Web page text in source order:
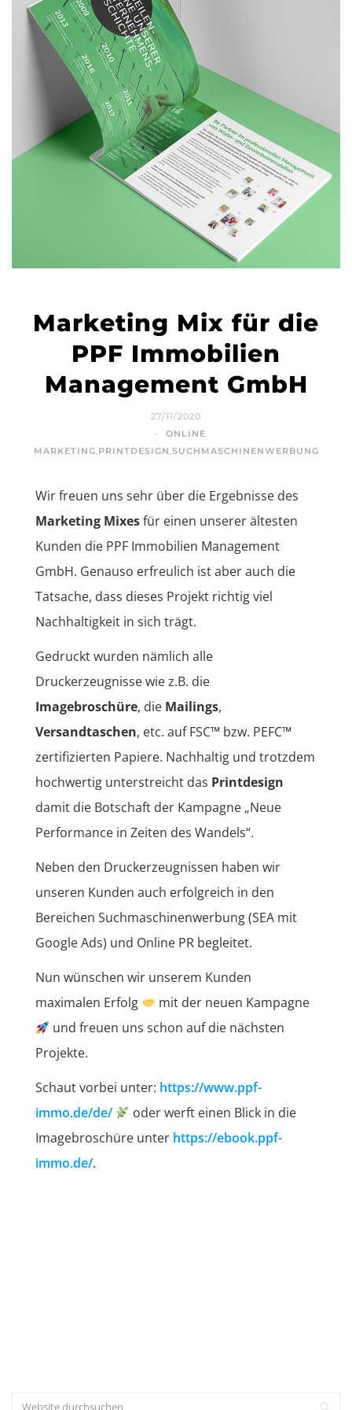
Marketing Mix für die
PPF Immobilien
Management GmbH
27/11/2020
ONLINE
MARKETING,PRINTDESIGN,SUCHMASCHINENWERBUNG
Wir freuen uns sehr über die Ergebnisse des
Marketing Mixesfür einen unserer ältesten
Kunden die PPF Immobilien Management
GmbH. Genauso erfreulich ist aber auch die
Tatsache, dass dieses Projekt richtig viel
Nachhaltigkeit in sich trägt.
Gedruckt wurden nämlich alle
Druckerzeugnisse wie z.B. die
Imagebroschüre, die Mailings,
Versandtaschen, etc. auf FSC™ bzw. PEFC™
zertifizierten Papiere. Nachhaltig und trotzdem
hochwertig unterstreicht das Printdesign
damit die Botschaft der Kampagne „Neue
Performance in Zeiten des Wandels“.
Neben den Druckerzeugnissen haben wir
unseren Kunden auch erfolgreich in den
Bereichen Suchmaschinenwerbung (SEA mit
Google Ads) und Online PR begleitet.
Nun wünschen wir unserem Kunden
maximalen Erfolg
mit der neuen Kampagne
und freuen uns schon auf die nächsten
Projekte.
Schaut vorbei unter: https://www.ppf-
immo.de/de/
oder werft einen Blick in die
Imagebroschüre unter https://ebook.ppf-
immo.de/.